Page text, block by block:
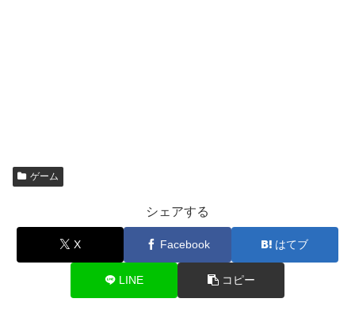
ゲーム
シェアする
X Facebook はてブ
LINE コピー